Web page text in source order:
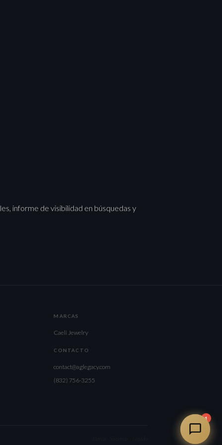
informe de visibilidad en búsquedas y
MARCAS
Caeli Jewelry
CONTACTO
contact@aglegacy.com
(832) 756-3255
1